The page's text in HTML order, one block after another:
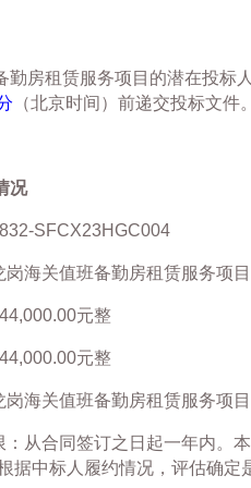
勤房租赁服务项目 的潜在投标
（北京时间）前递交投标文件
况
SFCX23HGC004
岗海关值班备勤房租赁服务项
元整
元整
岗海关值班备勤房租赁服务项目
从合同签订之日起一年内。
据中标人履约情况，评估确